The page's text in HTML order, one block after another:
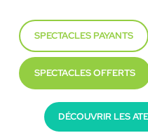
SPECTACLES PAYANTS
SPECTACLES OFFERTS
DÉCOUVRIR LES